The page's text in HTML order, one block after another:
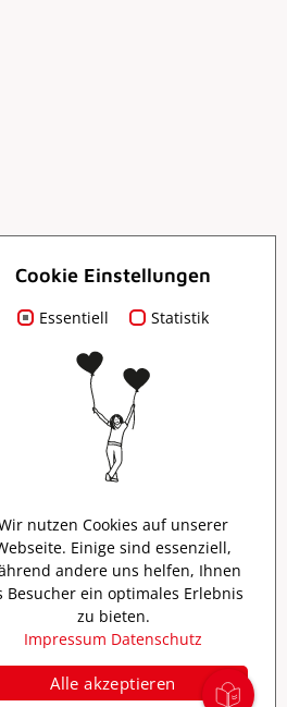
Cookie Einstellungen
Essentiell Statistik
nutzen Cookies auf unserer
Einige sind essenziell,
andere uns helfen, Ihnen
Besucher ein optimales Erlebnis
zu bieten.
Impressum Datenschutz
Alle akzeptieren